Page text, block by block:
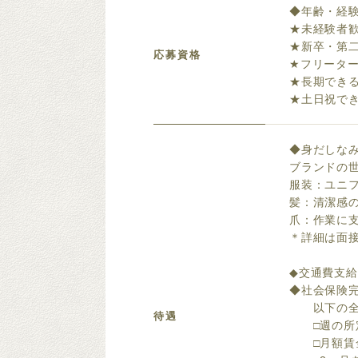
応募資格
◆年齢・経
★未経験者
★新卒・第
★フリータ
★長期でき
★土日祝で
待遇
◆身だしな
ブランドの
服装：ユニ
髪：清潔感
爪：作業に
＊詳細は面
◆交通費支
◆社会保険
以下の全
□週の所
□月額賃